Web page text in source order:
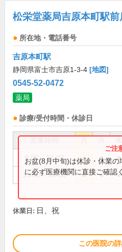
松栄堂薬局吉原本町駅前
所在地・電話番号
吉原本町駅
静岡県富士市吉原1-3-4 [地図]
0545-52-0472
薬局
診療/受付時間・休診日
9:00～13:30 ● ● ●
13:30～18:00 ● ● ●
お盆(8月中旬)は休診・休業
に必ず医療機関に直接ご確認
休業日: 日、祝
この医院の